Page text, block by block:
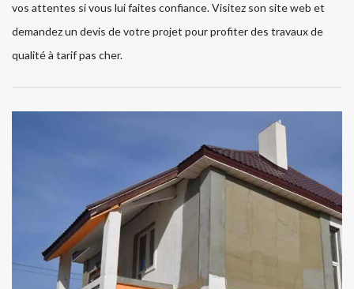
vos attentes si vous lui faites confiance. Visitez son site web et
demandez un devis de votre projet pour profiter des travaux de
qualité à tarif pas cher.